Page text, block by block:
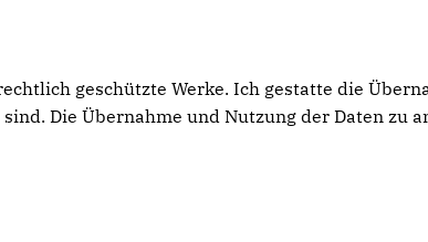
geschützte Werke. Ich gestatte die
Die Übernahme und Nutzung der Daten zu